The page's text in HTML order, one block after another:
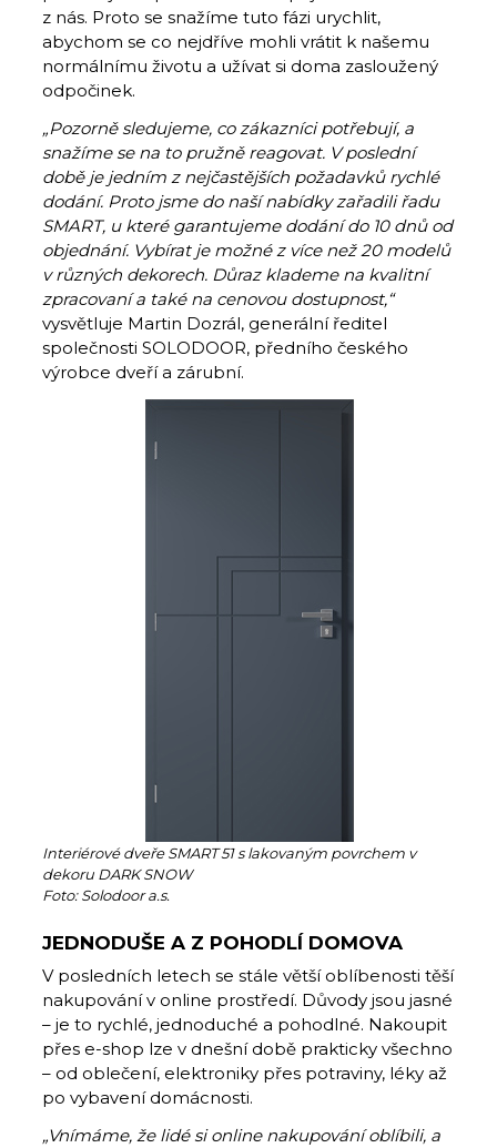
z nás. Proto se snažíme tuto fázi urychlit,
abychom se co nejdříve mohli vrátit k našemu
normálnímu životu a užívat si doma zasloužený
odpočinek.
„Pozorně sledujeme, co zákazníci potřebují, a
snažíme se na to pružně reagovat. V poslední
době je jedním z nejčastějších požadavků rychlé
dodání. Proto jsme do naší nabídky zařadili řadu
SMART, u které garantujeme dodání do 10 dnů od
objednání. Vybírat je možné z více než 20 modelů
v různých dekorech. Důraz klademe na kvalitní
zpracovaní a také na cenovou dostupnost,“
vysvětluje Martin Dozrál, generální ředitel
společnosti SOLODOOR, předního českého
výrobce dveří a zárubní.
Interiérové dveře SMART 51 s lakovaným povrchem v
dekoru DARK SNOW
Foto: Solodoor a.s.
JEDNODUŠE A Z POHODLÍ DOMOVA
V posledních letech se stále větší oblíbenosti těší
nakupování v online prostředí. Důvody jsou jasné
– je to rychlé, jednoduché a pohodlné. Nakoupit
přes e-shop lze v dnešní době prakticky všechno
– od oblečení, elektroniky přes potraviny, léky až
po vybavení domácnosti.
„Vnímáme, že lidé si online nakupování oblíbili, a